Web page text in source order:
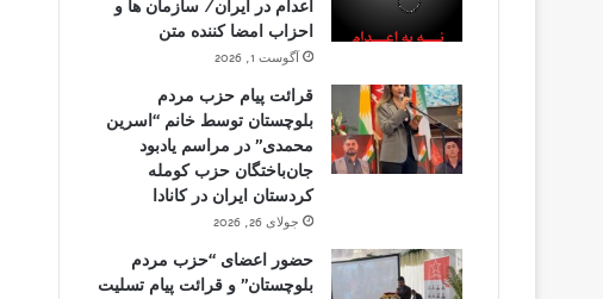
اعدام در ایران/ سازمان ها و
احزاب امضا کننده متن
آگوست 1, 2026
قرائت پیام حزب مردم
بلوچستان توسط خانم “اسرین
محمدی” در مراسم یادبود
جان‌باختگان حزب کومله
کردستان ایران در کانادا
جولای 26, 2026
حضور اعضای “حزب مردم
بلوچستان” و قرائت پیام تسلیت